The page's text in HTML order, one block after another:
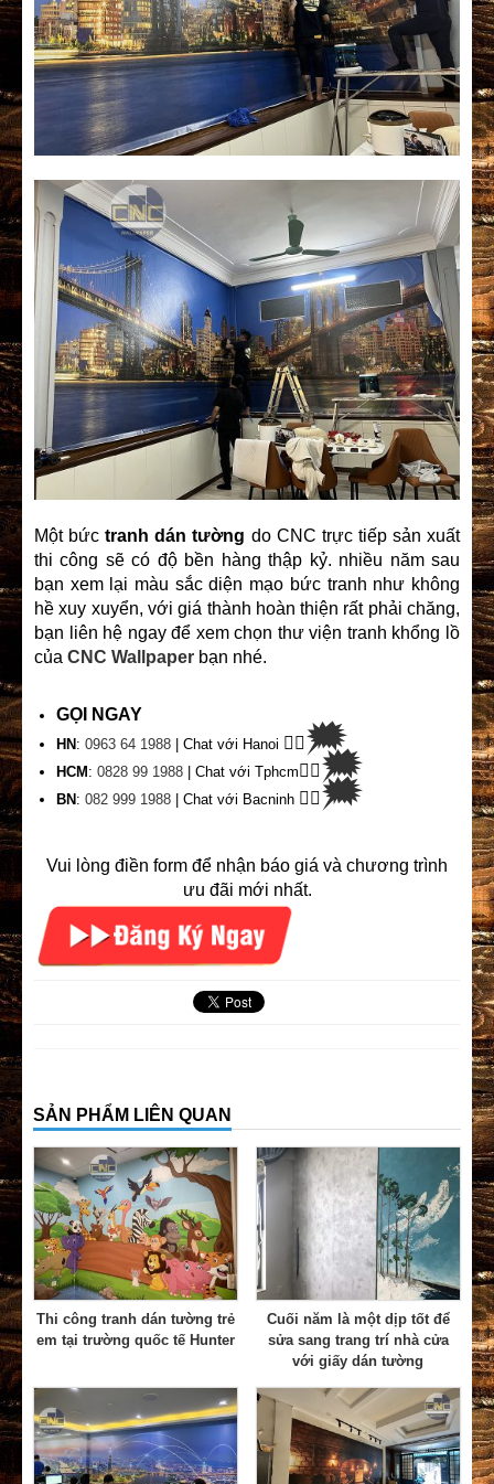
Một bứctranh dán tường do CNC trực tiếp sản xuất
thi công sẽ có độ bền hàng thập kỷ. nhiều năm sau
bạn xem lại màu sắc diện mạo bức tranh như không
hề xuy xuyển, với giá thành hoàn thiện rất phải chăng,
bạn liên hệ ngay để xem chọn thư viện tranh khổng lồ
của CNC Wallpaper bạn nhé.
GỌI NGAY
HN : 0963 64 1988 | Chat với Hanoi 👉🏽🗯
HCM : 0828 99 1988 | Chat với Tphcm 👉🏽🗯
BN : 082 999 1988 | Chat với Bacninh 👉🏽🗯
Vui lòng điền form để nhận báo giá và chương trình
ưu đãi mới nhất.
SẢN PHẨM LIÊN QUAN
Thi công tranh dán tường trẻ
em tại trường quốc tế Hunter
Cuối năm là một dịp tốt để
sửa sang trang trí nhà cửa
với giấy dán tường